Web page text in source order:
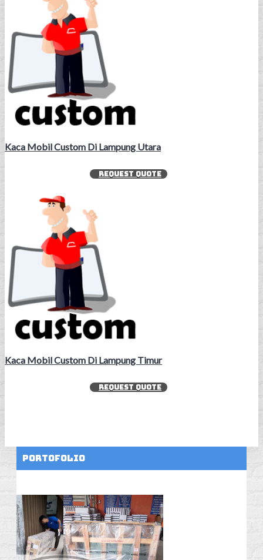
Kaca Mobil Custom Di Lampung Utara
REQUEST QUOTE
Kaca Mobil Custom Di Lampung Timur
REQUEST QUOTE
Portofolio